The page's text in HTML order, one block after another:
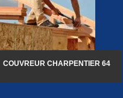
COUVREUR CHARPENTIER 64